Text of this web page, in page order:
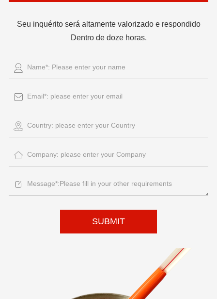
Seu inquérito será altamente valorizado e respondido
Dentro de doze horas.
SUBMIT